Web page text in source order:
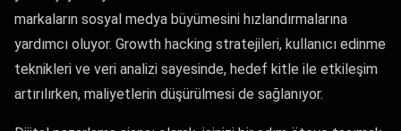
markaların sosyal medya büyümesini hızlandırmalarına
yardımcı oluyor. Growth hacking stratejileri, kullanıcı edinme
teknikleri ve veri analizi sayesinde, hedef kitle ile etkileşim
artırılırken, maliyetlerin düşürülmesi de sağlanıyor.